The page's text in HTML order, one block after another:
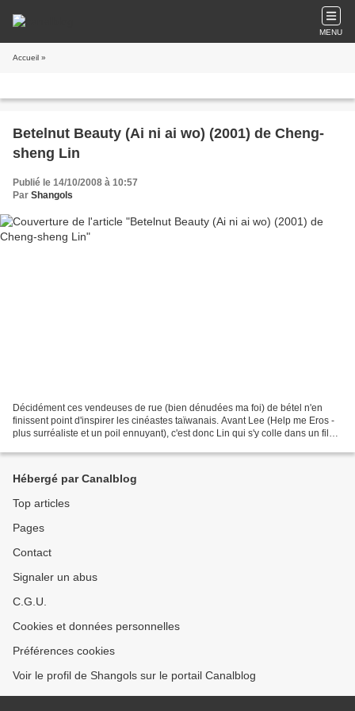
MENU
Accueil »
Betelnut Beauty (Ai ni ai wo) (2001) de Cheng-
sheng Lin
Publié le 14/10/2008 à 10:57
Par Shangols
Décidément ces vendeuses de rue (bien dénudées ma foi) de bétel n'en
finissent point d'inspirer les cinéastes taïwanais. Avant Lee (Help me Eros -
plus surréaliste et un poil ennuyant), c'est donc Lin qui s'y colle dans un film
Hébergé par Canalblog
Top articles
Pages
Contact
Signaler un abus
C.G.U.
Cookies et données personnelles
Préférences cookies
Voir le profil de Shangols sur le portail Canalblog